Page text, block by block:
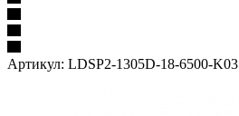
Артикул: LDSP2-1305D-18-6500-K03